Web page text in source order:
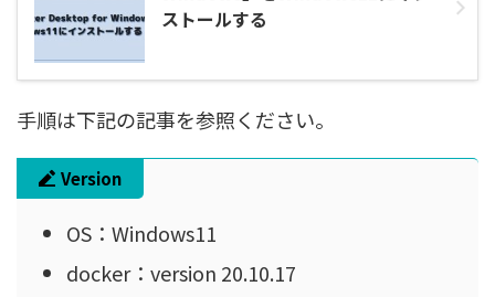
ストールする
手順は下記の記事を参照ください。
Version
OS：Windows11
docker：version 20.10.17